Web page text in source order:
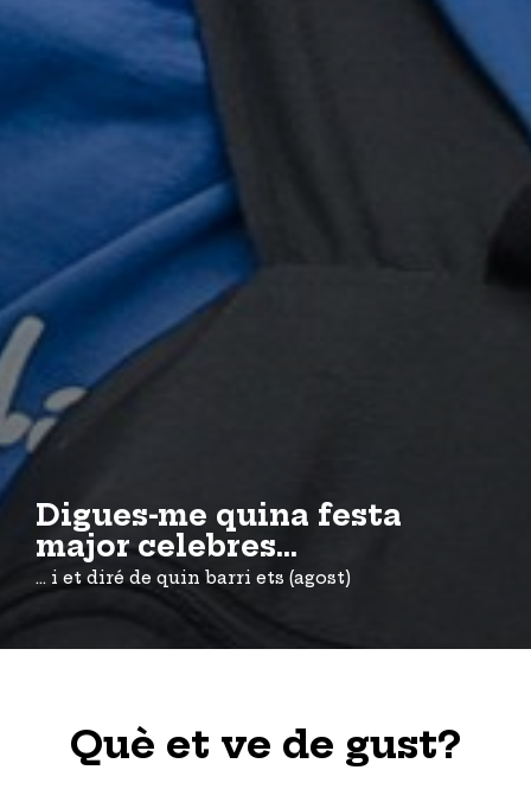
Digues-me quina festa
major celebres...
... i et diré de quin barri ets (agost)
Què et ve de gust?